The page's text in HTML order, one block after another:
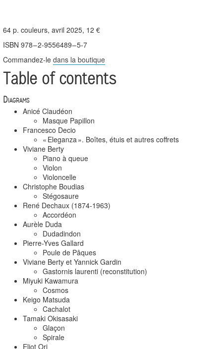
64 p. couleurs, avril 2025, 12 €
ISBN 978 – 2‑9556489 – 5‑7
Commandez-le dans la boutique
Table of contents
Diagrams
Anicé Claudéon
Masque Papillon
Francesco Decio
« Eleganza ». Boîtes, étuis et autres coffrets
Viviane Berty
Piano à queue
Violon
Violoncelle
Christophe Boudias
Stégosaure
René Dechaux (1874-1963)
Accordéon
Aurèle Duda
Dudadindon
Pierre-Yves Gallard
Poule de Pâques
Viviane Berty et Yannick Gardin
Gastornis laurenti (reconstitution)
Miyuki Kawamura
Cosmos
Keigo Matsuda
Cachalot
Tamaki Okisasaki
Glaçon
Spirale
Eliot Ori